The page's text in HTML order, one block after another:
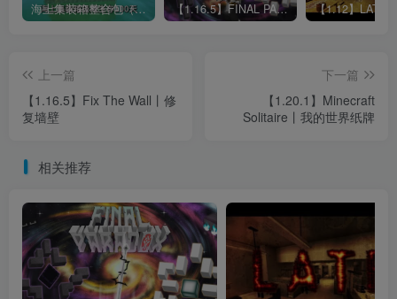
海上集装箱整合包（1.20.1）：一根鱼竿钓万物，极限生存100天 【1.16.5】FINAL PARADOX 最终悖论!
上一篇
【1.16.5】Fix The Wall丨修
复墙壁
下一篇
【1.20.1】Minecraft
Solitaire丨我的世界纸牌
相关推荐